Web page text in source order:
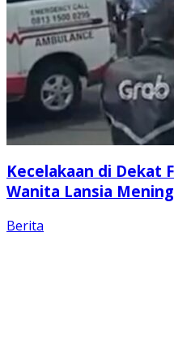
Kecelakaan di Dekat
Wanita Lansia
Berita